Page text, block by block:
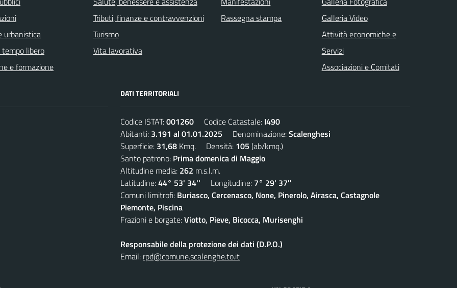
urbanistica
libero
e formazione
Tributi, finanze e contravvenzioni
Turismo
Vita lavorativa
Rassegna stampa
Galleria Video
Attività economiche e
Servizi
Associazioni e Comitati
DATI TERRITORIALI
Codice ISTAT:001260 Codice Catastale: I490
Abitanti: 3.191 al 01.01.2025 Denominazione:Scalenghesi
Superficie: 31,68 Kmq. Densità: 105 (ab/kmq.)
Santo patrono: Prima domenica di Maggio
Altitudine media: 262 m.s.l.m.
Latitudine:44° 53' 34'' Longitudine: 7° 29' 37''
Comuni limitrofi: Buriasco, Cercenasco, None, Pinerolo, Airasca, Castagnole
Piemonte, Piscina
Frazioni e borgate:Viotto, Pieve, Bicocca, Murisenghi
Responsabile della protezione dei dati (D.P.O.)
Email: rpd@comune.scalenghe.to.it